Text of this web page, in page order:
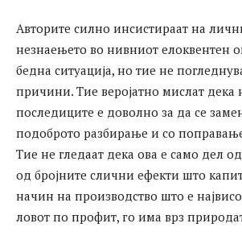
Авторите силно инсистираат на
незнаењето во нивниот елоквентен
бедна ситуација, но тие не
причини. Тие веројатно мислат дека
последиците е доволно за да се
подоброто разбирање и со
Тие не гледаат дека ова е само дел
од бројните слични ефекти што
начин на производство што е
ловот по профит, го има врз